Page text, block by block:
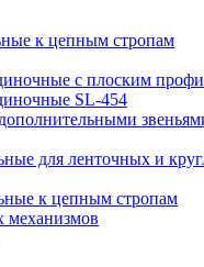
к цепным стропам
c плоским
SL-454
для ленточных и
к цепным стропам